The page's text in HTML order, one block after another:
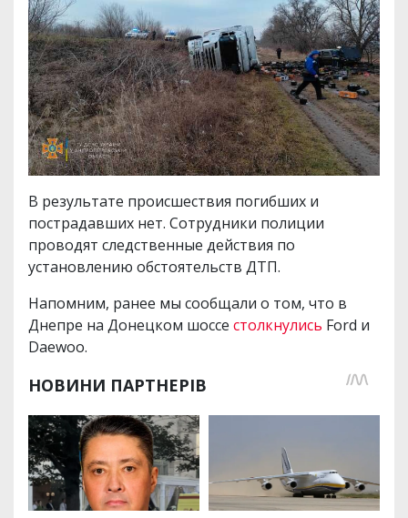
В результате происшествия погибших и
пострадавших нет. Сотрудники полиции
проводят следственные действия по
установлению обстоятельств ДТП.
Напомним, ранее мы сообщали о том, что в
Днепре на Донецком шоссе столкнулись Ford и
Daewoo.